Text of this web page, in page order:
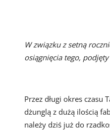
W związku z setną
osiągnięcia tego, podjęty
Przez długi okres czasu
dżunglą z dużą ilością
należy dziś już do